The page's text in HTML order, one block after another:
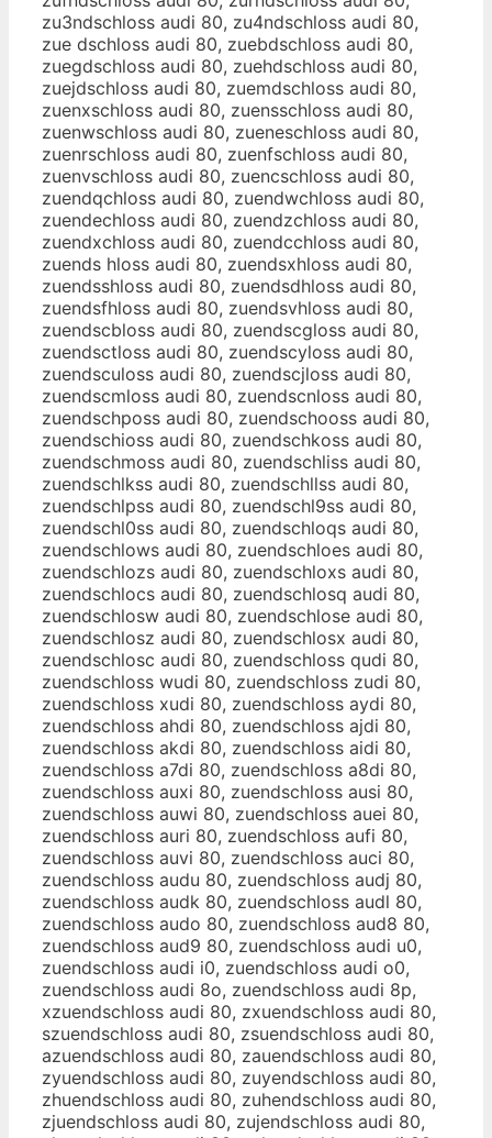
zu3ndschloss audi 80, zu4ndschloss audi 80,
zue dschloss audi 80, zuebdschloss audi 80,
zuegdschloss audi 80, zuehdschloss audi 80,
zuejdschloss audi 80, zuemdschloss audi 80,
zuenxschloss audi 80, zuensschloss audi 80,
zuenwschloss audi 80, zueneschloss audi 80,
zuenrschloss audi 80, zuenfschloss audi 80,
zuenvschloss audi 80, zuencschloss audi 80,
zuendqchloss audi 80, zuendwchloss audi 80,
zuendechloss audi 80, zuendzchloss audi 80,
zuendxchloss audi 80, zuendcchloss audi 80,
zuends hloss audi 80, zuendsxhloss audi 80,
zuendsshloss audi 80, zuendsdhloss audi 80,
zuendsfhloss audi 80, zuendsvhloss audi 80,
zuendscbloss audi 80, zuendscgloss audi 80,
zuendsctloss audi 80, zuendscyloss audi 80,
zuendsculoss audi 80, zuendscjloss audi 80,
zuendscmloss audi 80, zuendscnloss audi 80,
zuendschposs audi 80, zuendschooss audi 80,
zuendschioss audi 80, zuendschkoss audi 80,
zuendschmoss audi 80, zuendschliss audi 80,
zuendschlkss audi 80, zuendschllss audi 80,
zuendschlpss audi 80, zuendschl9ss audi 80,
zuendschl0ss audi 80, zuendschloqs audi 80,
zuendschlows audi 80, zuendschloes audi 80,
zuendschlozs audi 80, zuendschloxs audi 80,
zuendschlocs audi 80, zuendschlosq audi 80,
zuendschlosw audi 80, zuendschlose audi 80,
zuendschlosz audi 80, zuendschlosx audi 80,
zuendschlosc audi 80, zuendschloss qudi 80,
zuendschloss wudi 80, zuendschloss zudi 80,
zuendschloss xudi 80, zuendschloss aydi 80,
zuendschloss ahdi 80, zuendschloss ajdi 80,
zuendschloss akdi 80, zuendschloss aidi 80,
zuendschloss a7di 80, zuendschloss a8di 80,
zuendschloss auxi 80, zuendschloss ausi 80,
zuendschloss auwi 80, zuendschloss auei 80,
zuendschloss auri 80, zuendschloss aufi 80,
zuendschloss auvi 80, zuendschloss auci 80,
zuendschloss audu 80, zuendschloss audj 80,
zuendschloss audk 80, zuendschloss audl 80,
zuendschloss audo 80, zuendschloss aud8 80,
zuendschloss aud9 80, zuendschloss audi u0,
zuendschloss audi i0, zuendschloss audi o0,
zuendschloss audi 8o, zuendschloss audi 8p,
xzuendschloss audi 80, zxuendschloss audi 80,
szuendschloss audi 80, zsuendschloss audi 80,
azuendschloss audi 80, zauendschloss audi 80,
zyuendschloss audi 80, zuyendschloss audi 80,
zhuendschloss audi 80, zuhendschloss audi 80,
zjuendschloss audi 80, zujendschloss audi 80,